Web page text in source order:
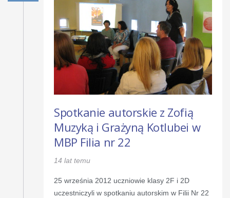
Spotkanie autorskie z Zofią
Muzyką i Grażyną Kotlubei w
MBP Filia nr 22
14 lat temu
25 września 2012 uczniowie klasy 2F i 2D
uczestniczyli w spotkaniu autorskim w Filii Nr 22